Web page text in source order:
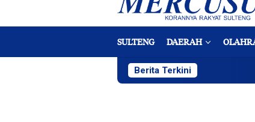
SULTENG DAERAH
Berita Terkini